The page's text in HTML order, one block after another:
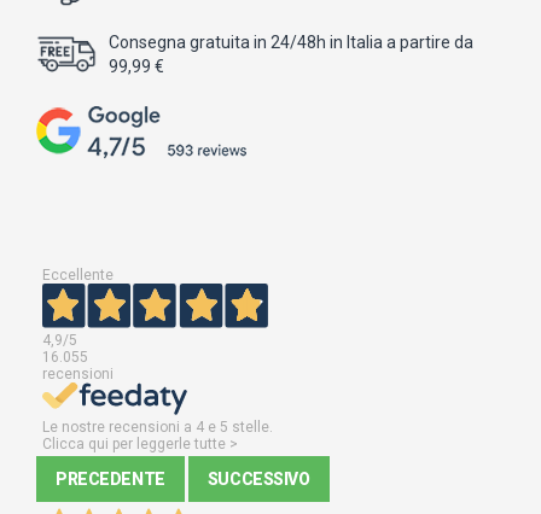
Consegna gratuita in 24/48h in Italia a partire da
99,99 €
Eccellente
4,9/5
16.055
recensioni
Le nostre recensioni a 4 e 5 stelle.
Clicca qui per leggerle tutte >
PRECEDENTE SUCCESSIVO